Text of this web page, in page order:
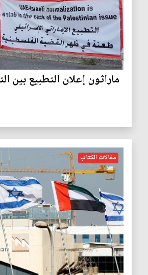
ماراثون إعلان التطبيع بين
مقالات الكتاب